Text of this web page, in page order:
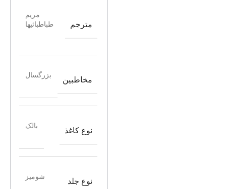
مترجم
مریم
طباطبائیها
مخاطبین
بزرگسال
نوع کاغذ
بالک
نوع جلد
شومیز